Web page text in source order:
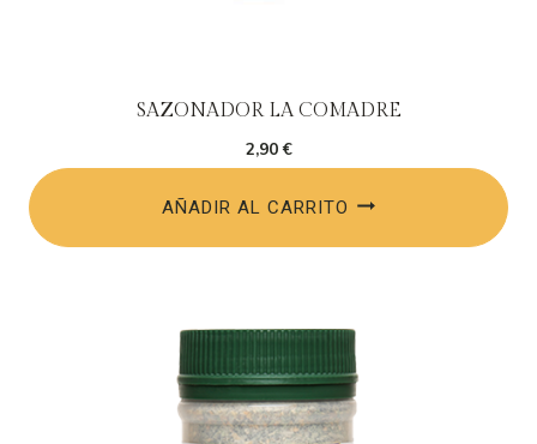
SAZONADOR LA COMADRE
2,90€
AÑADIR AL CARRITO